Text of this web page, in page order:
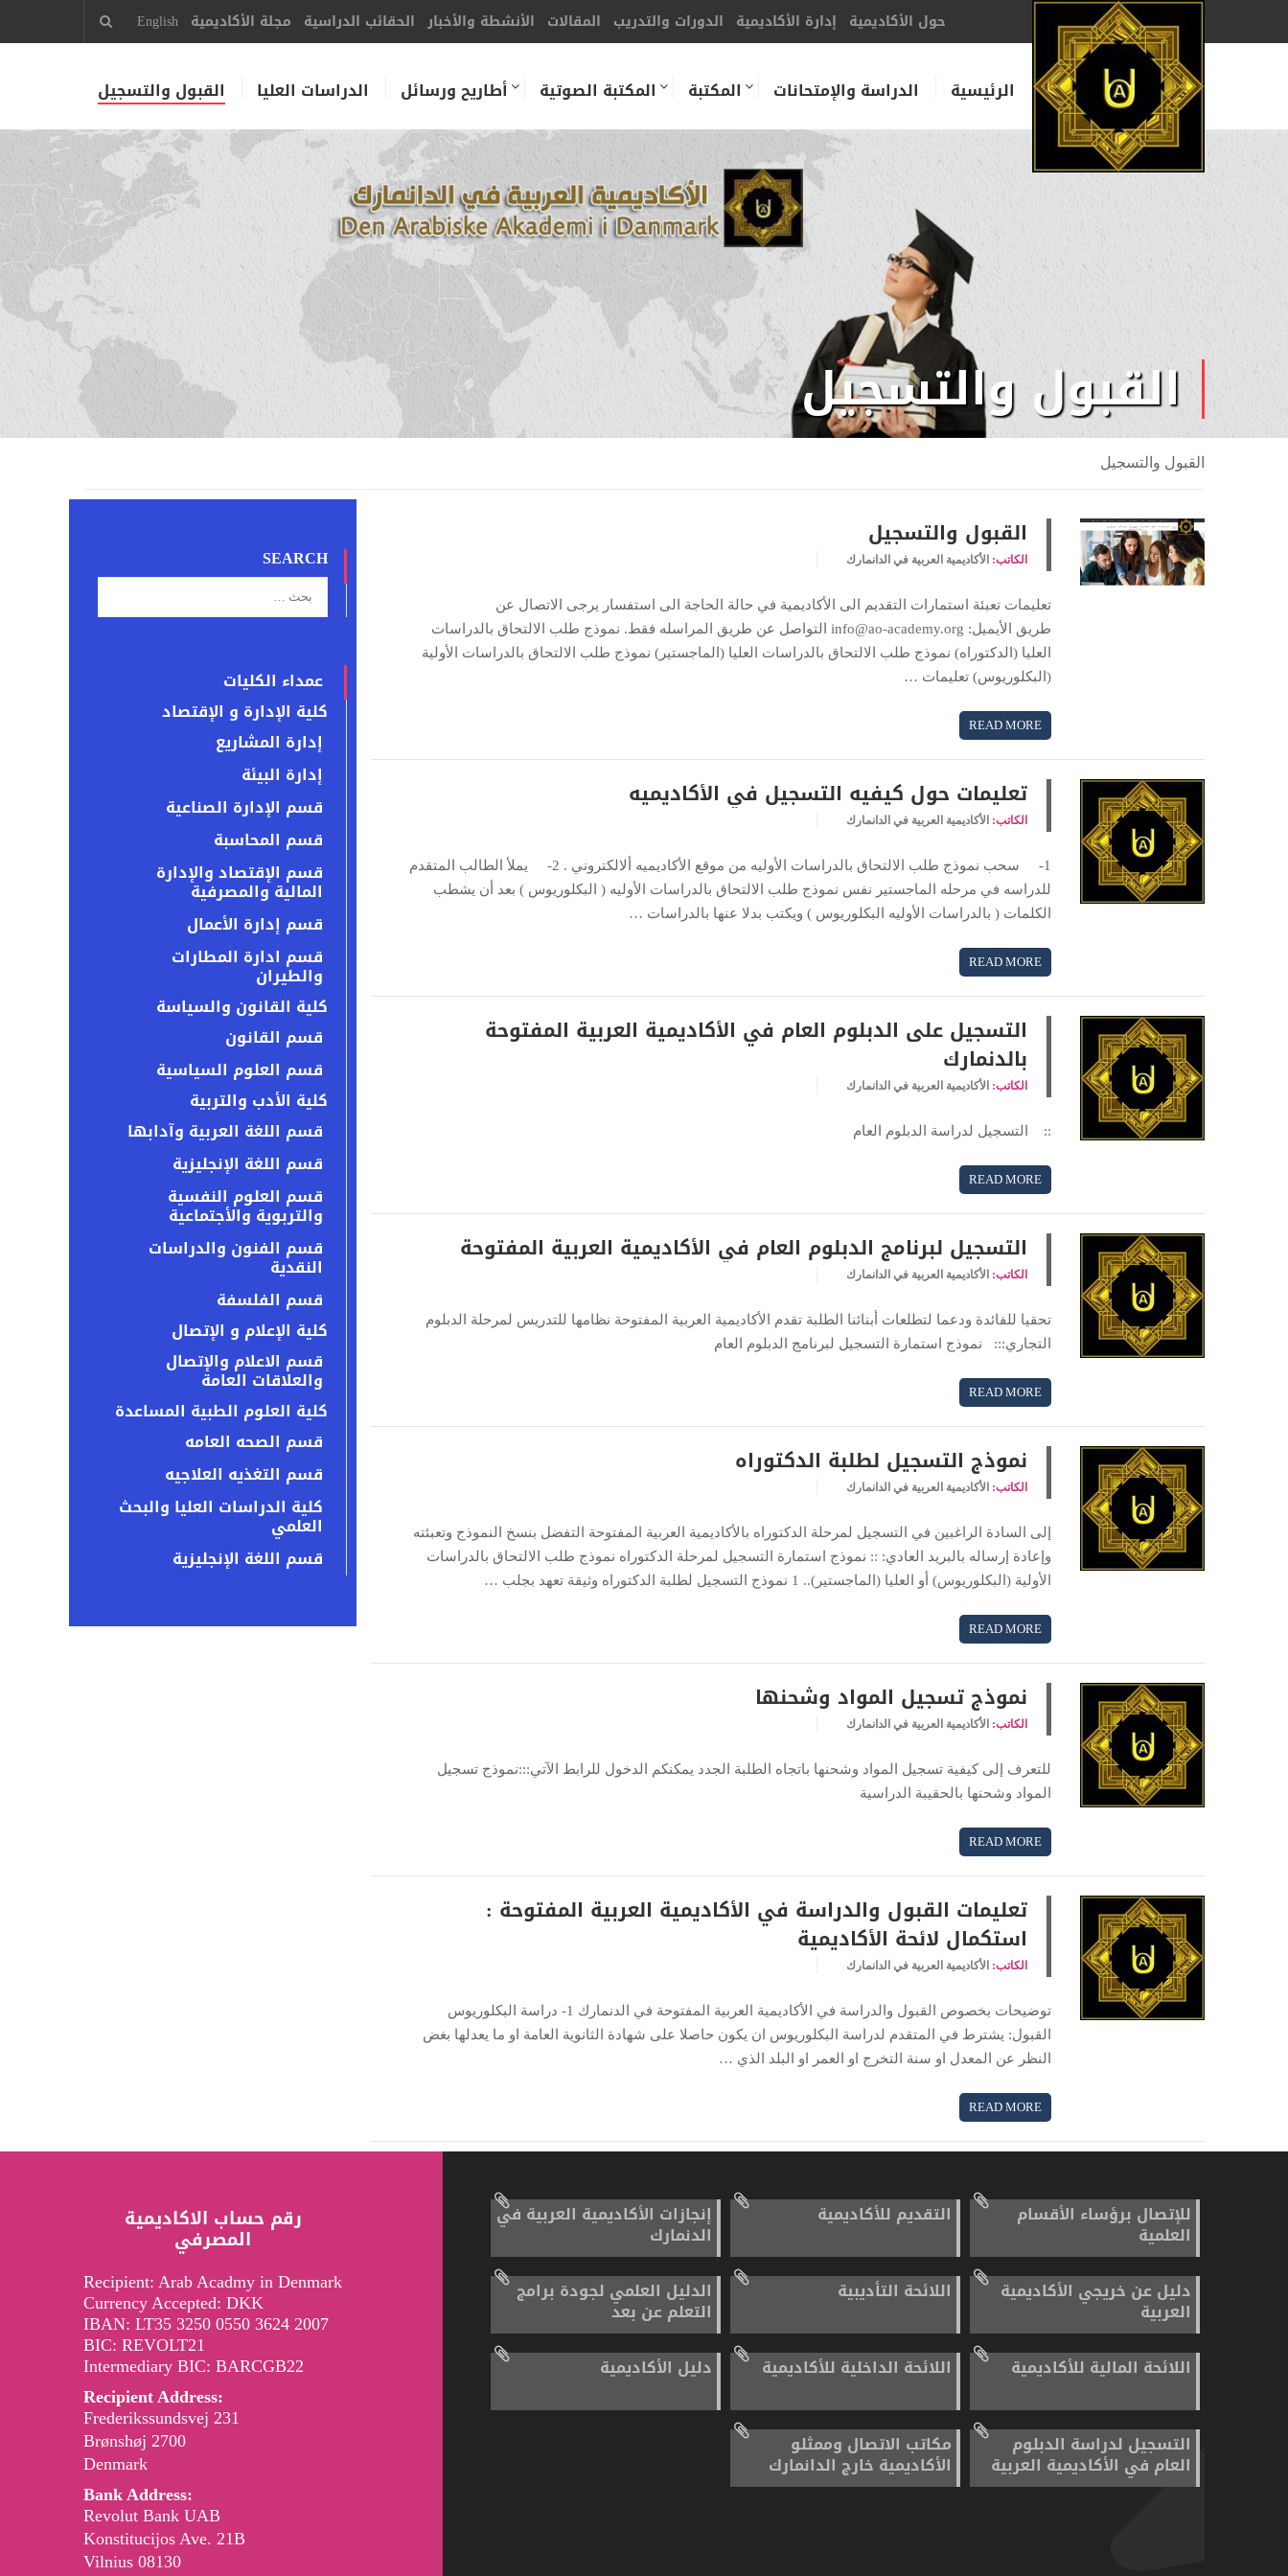
حول الأكاديمية إدارة الأكاديمية الدورات والتدريب المقالات الأنشطة والأخبار الحقائب الدراسية مجلة الأكاديمية English
الرئيسية الدراسة والإمتحانات المكتبة المكتبة الصوتية أطاريح ورسائل الدراسات العليا القبول والتسجيل
القبول والتسجيل
القبول والتسجيل
القبول والتسجيل
الكاتب: الأكاديمية العربية في الدانمارك
تعليمات تعبئة استمارات التقديم الى الأكاديمية في حالة الحاجة الى استفسار يرجى الاتصال عن
طريق الأيميل: info@ao-academy.org التواصل عن طريق المراسله فقط. نموذج طلب الالتحاق بالدراسات
العليا (الدكتوراه) نموذج طلب الالتحاق بالدراسات العليا (الماجستير) نموذج طلب الالتحاق بالدراسات الأولية
(البكلوريوس) تعليمات …
READ MORE
تعليمات حول كيفيه التسجيل في الأكاديميه
الكاتب: الأكاديمية العربية في الدانمارك
1- سحب نموذج طلب الالتحاق بالدراسات الأوليه من موقع الأكاديميه ألالكتروني . 2- يملأ الطالب المتقدم
للدراسه في مرحله الماجستير نفس نموذج طلب الالتحاق بالدراسات الأوليه ( البكلوريوس ) بعد أن يشطب
الكلمات ( بالدراسات الأوليه البكلوريوس ) ويكتب بدلا عنها بالدراسات …
READ MORE
التسجيل على الدبلوم العام في الأكاديمية العربية المفتوحة
بالدنمارك
الكاتب: الأكاديمية العربية في الدانمارك
:: التسجيل لدراسة الدبلوم العام
READ MORE
التسجيل لبرنامج الدبلوم العام في الأكاديمية العربية المفتوحة
الكاتب: الأكاديمية العربية في الدانمارك
تحقيا للفائدة ودعما لتطلعات أبنائنا الطلبة تقدم الأكاديمية العربية المفتوحة نظامها للتدريس لمرحلة الدبلوم
التجاري::: نموذج استمارة التسجيل لبرنامج الدبلوم العام
READ MORE
نموذج التسجيل لطلبة الدكتوراه
الكاتب: الأكاديمية العربية في الدانمارك
إلى السادة الراغبين في التسجيل لمرحلة الدكتوراه بالأكاديمية العربية المفتوحة التفضل بنسخ النموذج وتعبئته
وإعادة إرساله بالبريد العادي: :: نموذج استمارة التسجيل لمرحلة الدكتوراه نموذج طلب الالتحاق بالدراسات
الأولية (البكلوريوس) أو العليا (الماجستير).. 1 نموذج التسجيل لطلبة الدكتوراه وثيقة تعهد بجلب …
READ MORE
نموذج تسجيل المواد وشحنها
الكاتب: الأكاديمية العربية في الدانمارك
للتعرف إلى كيفية تسجيل المواد وشحنها باتجاه الطلبة الجدد يمكنكم الدخول للرابط الآتي:::نموذج تسجيل
المواد وشحنها بالحقيبة الدراسية
READ MORE
تعليمات القبول والدراسة في الأكاديمية العربية المفتوحة :
استكمال لائحة الأكاديمية
الكاتب: الأكاديمية العربية في الدانمارك
توضيحات بخصوص القبول والدراسة في الأكاديمية العربية المفتوحة في الدنمارك 1- دراسة البكلوريوس
القبول: يشترط في المتقدم لدراسة البكلوريوس ان يكون حاصلا على شهادة الثانوية العامة او ما يعدلها بغض
النظر عن المعدل او سنة التخرج او العمر او البلد الذي …
READ MORE
SEARCH
عمداء الكليات
كلية الإدارة و الإقتصاد
إدارة المشاريع
إدارة البيئة
قسم الإدارة الصناعية
قسم المحاسبة
قسم الإقتصاد والإدارة
المالية والمصرفية
قسم إدارة الأعمال
قسم ادارة المطارات
والطيران
كلية القانون والسياسة
قسم القانون
قسم العلوم السياسية
كلية الأدب والتربية
قسم اللغة العربية وآدابها
قسم اللغة الإنجليزية
قسم العلوم النفسية
والتربوية والأجتماعية
قسم الفنون والدراسات
النقدية
قسم الفلسفة
كلية الإعلام و الإتصال
قسم الاعلام والإتصال
والعلاقات العامة
كلية العلوم الطبية المساعدة
قسم الصحه العامه
قسم التغذيه العلاجيه
كلية الدراسات العليا والبحث
العلمي
قسم اللغة الإنجليزية
رقم حساب الاكاديمية
المصرفي
Recipient: Arab Acadmy in Denmark
Currency Accepted: DKK
IBAN: LT35 3250 0550 3624 2007
BIC: REVOLT21
Intermediary BIC: BARCGB22
Recipient Address:
Frederikssundsvej 231
2700 Brønshøj
Denmark
Bank Address:
Revolut Bank UAB
Konstitucijos Ave. 21B
08130 Vilnius
للإتصال برؤساء الأقسام
العلمية
التقديم للأكاديمية إنجازات الأكاديمية العربية في
الدنمارك
دليل عن خريجي الأكاديمية
العربية
اللائحة التأديبية الدليل العلمي لجودة برامج
التعلم عن بعد
اللائحة المالية للأكاديمية
اللائحة الداخلية للأكاديمية دليل الأكاديمية
التسجيل لدراسة الدبلوم
العام في الأكاديمية العربية
مكاتب الاتصال وممثلو
الأكاديمية خارج الدانمارك